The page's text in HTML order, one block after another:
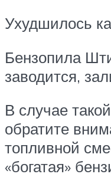
Ухудшилось
Бензопила
заводится,
В случае
обратите
топливной
«богатая»